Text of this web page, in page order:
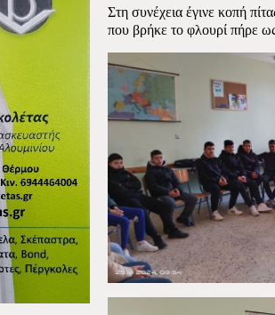
Στη συνέχεια έγινε κοπή
που βρήκε το φλουρί πήρε